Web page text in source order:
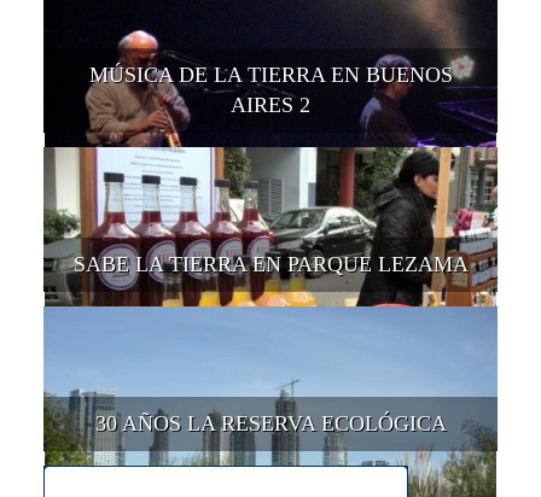
MÚSICA DE LA TIERRA EN BUENOS
AIRES 2
SABE LA TIERRA EN PARQUE LEZAMA
30 AÑOS LA RESERVA ECOLÓGICA